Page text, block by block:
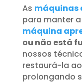
As máquinas
para manter
máquina
ou não está
nossos
restaurá-la
prolongando